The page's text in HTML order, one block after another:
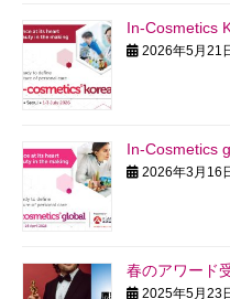
In-Cosmetics
2026年5月21
In-Cosmetics
2026年3月16
春のアワード
2025年5月23